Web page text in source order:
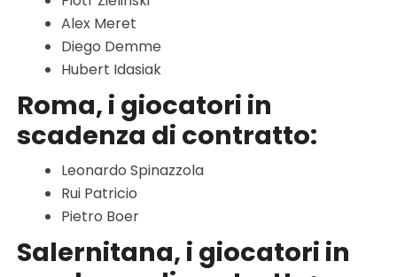
Alex Meret
Diego Demme
Hubert Idasiak
Roma, i giocatori in
scadenza di contratto:
Leonardo Spinazzola
Rui Patricio
Pietro Boer
Salernitana, i giocatori in